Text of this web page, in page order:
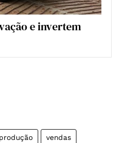
e invertem
produção vendas